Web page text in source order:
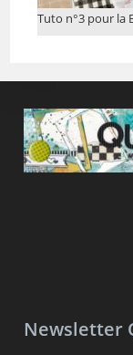
Tuto n°3 pour la
Newsletter